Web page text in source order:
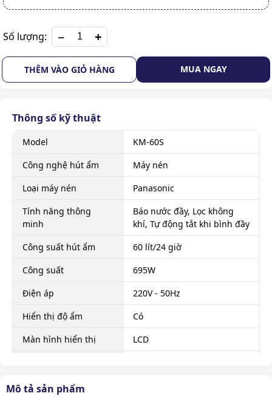
Số lượng: +
THÊM VÀO GIỎ HÀNG MUA NGAY
Mô tả sản phẩm
Thông số kỹ thuật
Model
KM-60S
Công nghệ hút ẩm
Máy nén
Loại máy nén
Panasonic
Tính năng thông
minh
Báo nước đầy, Lọc không
khí, Tự động tắt khi bình đầy
Công suất hút ẩm
60 lít/24 giờ
Công suất
695W
Điện áp
220V - 50Hz
Hiển thị độ ẩm
Có
Màn hình hiển thị
LCD
Lưu lượng gió